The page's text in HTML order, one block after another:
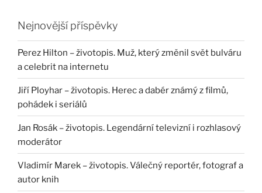
Nejnovější příspěvky
Perez Hilton – životopis. Muž, který změnil svět bulváru
a celebrit na internetu
Jiří Ployhar – životopis. Herec a dabér známý z filmů,
pohádek i seriálů
Jan Rosák – životopis. Legendární televizní i rozhlasový
moderátor
Vladimír Marek – životopis. Válečný reportér, fotograf a
autor knih